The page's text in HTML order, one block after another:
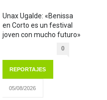
Unax Ugalde: «Benissa
en Corto es un festival
joven con mucho futuro»
0
REPORTAJES
05/08/2026